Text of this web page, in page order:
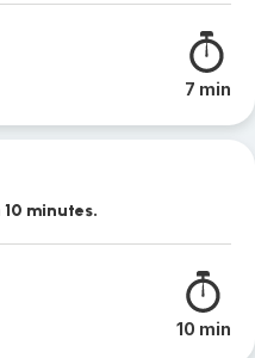
7 min
minutes.
10 min